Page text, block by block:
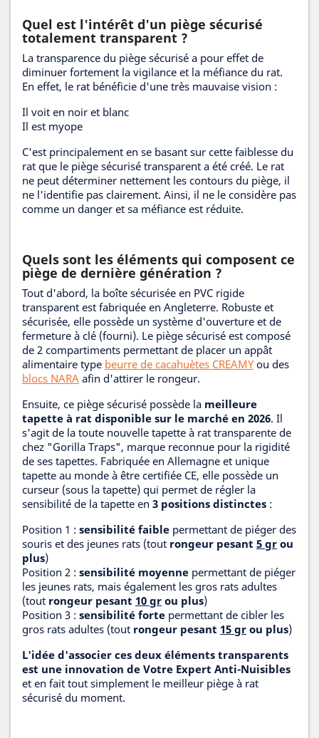
Quel est l'intérêt d'un piège sécurisé
totalement transparent ?
La transparence du piège sécurisé a pour effet de
diminuer fortement la vigilance et la méfiance du rat.
En effet, le rat bénéficie d'une très mauvaise vision :
Il voit en noir et blanc
Il est myope
C'est principalement en se basant sur cette faiblesse du
rat que le piège sécurisé transparent a été créé. Le rat
ne peut déterminer nettement les contours du piège, il
ne l'identifie pas clairement. Ainsi, il ne le considère pas
comme un danger et sa méfiance est réduite.
Quels sont les éléments qui composent ce
piège de dernière génération ?
Tout d'abord, la boîte sécurisée en PVC rigide
transparent est fabriquée en Angleterre. Robuste et
sécurisée, elle possède un système d'ouverture et de
fermeture à clé (fourni). Le piège sécurisé est composé
de 2 compartiments permettant de placer un appât
alimentaire type beurre de cacahuètes CREAMYou des
blocs NARA afin d'attirer le rongeur.
Ensuite, ce piège sécurisé possède la meilleure
tapette à rat disponible sur le marché en 2026. Il
s'agit de la toute nouvelle tapette à rat transparente de
chez "Gorilla Traps", marque reconnue pour la rigidité
de ses tapettes. Fabriquée en Allemagne et unique
tapette au monde à être certifiée CE, elle possède un
curseur (sous la tapette) qui permet de régler la
sensibilité de la tapette en 3 positions distinctes :
Position 1 : sensibilité faible permettant de piéger des
souris et des jeunes rats (tout rongeur pesant 5 gr ou
plus)
Position 2 : sensibilité moyenne permettant de piéger
les jeunes rats, mais également les gros rats adultes
(tout rongeur pesant 10 gr ou plus)
Position 3 : sensibilité forte permettant de cibler les
gros rats adultes (tout rongeur pesant 15 gr ou plus)
L'idée d'associer ces deux éléments transparents
est une innovation de Votre Expert Anti-Nuisibles
et en fait tout simplement le meilleur piège à rat
sécurisé du moment.